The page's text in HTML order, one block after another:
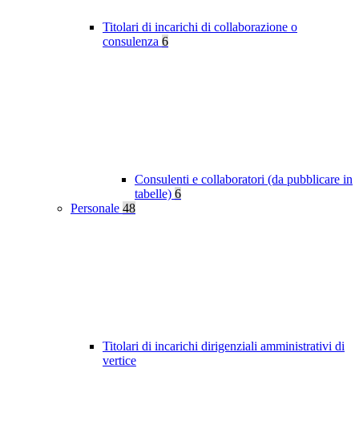
Titolari di incarichi di collaborazione o
consulenza 6
Consulenti e collaboratori (da pubblicare in
tabelle) 6
Personale 48
Titolari di incarichi dirigenziali amministrativi di
vertice